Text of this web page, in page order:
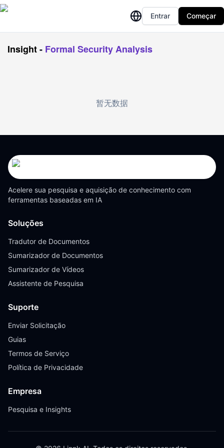
Entrar Começar
Insight- Formal Security Analysis
暂无数据
Acelere sua pesquisa e aquisição de conhecimento com
ferramentas baseadas em IA
Soluções
Tradutor de Documentos
Sumarizador de Documentos
Sumarizador de Vídeos
Assistente de Pesquisa
Suporte
Enviar Solicitação
Guias
Termos de Serviço
Política de Privacidade
Empresa
Pesquisa e Insights